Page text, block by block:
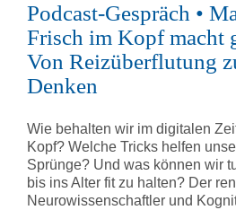
Kortizes Website
Podcast-Gespräch •
Frisch im Kopf macht
Von Reizüberflutung
Denken
Wie behalten wir im digitalen
Kopf? Welche Tricks helfen
Sprünge? Und was können wir
bis ins Alter fit zu halten? Der
Neurowissenschaftler und